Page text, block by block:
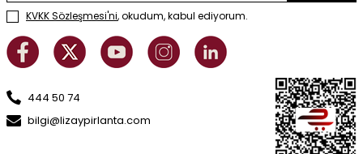
KVKK Sözleşmesi'ni, okudum, kabul ediyorum.
444 50 74
bilgi@lizaypirlanta.com